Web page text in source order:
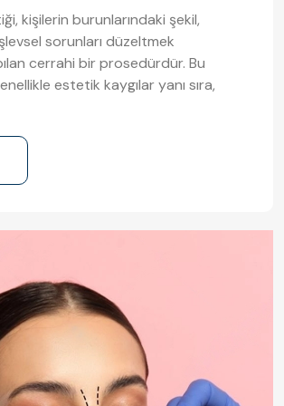
kişilerin burunlarındaki şekil,
sorunları düzeltmek
cerrahi bir prosedürdür. Bu
estetik kaygılar yanı sıra,